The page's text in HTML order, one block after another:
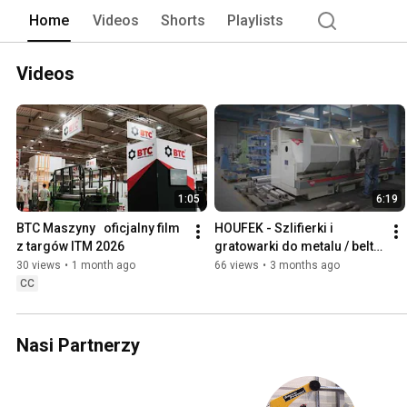
Home Videos Shorts Playlists
Videos
1:05
BTC Maszyny   oficjalny film
z targów ITM 2026
30 views • 1 month ago
CC
6:19
HOUFEK - Szlifierki i
gratowarki do metalu / belt
sanders and brushing
66 views • 3 months ago
Nasi Partnerzy